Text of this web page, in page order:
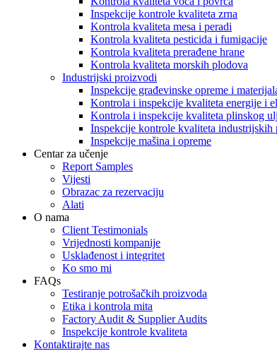
Inspekcije kontrole kvaliteta zrna
Kontrola kvaliteta mesa i peradi
Kontrola kvaliteta pesticida i fumigacije
Kontrola kvaliteta prerađene hrane
Kontrola kvaliteta morskih plodova
Industrijski proizvodi
Inspekcije građevinske opreme i
Kontrola i inspekcije kvaliteta energije i
Kontrola i inspekcije kvaliteta plinskog
Inspekcije kontrole kvaliteta industrijskih
Inspekcije mašina i opreme
Centar za učenje
Report Samples
Vijesti
Obrazac za rezervaciju
Alati
O nama
Client Testimonials
Vrijednosti kompanije
Usklađenost i integritet
Ko smo mi
FAQs
Testiranje potrošačkih proizvoda
Etika i kontrola mita
Factory Audit & Supplier Audits
Inspekcije kontrole kvaliteta
Kontaktirajte nas